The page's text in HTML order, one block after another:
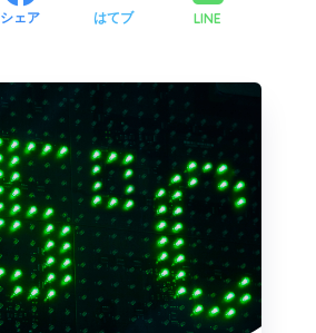
シェア はてブ LINE